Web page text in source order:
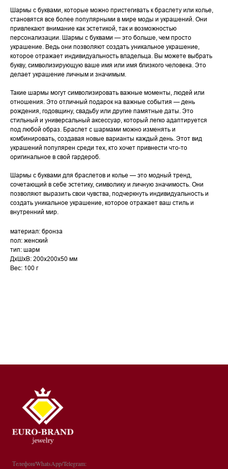
Шармы с буквами, которые можно пристегивать к браслету или колье,
становятся все более популярными в мире моды и украшений. Они
привлекают внимание как эстетикой, так и возможностью
персонализации. Шармы с буквами — это больше, чем просто
украшение. Ведь они позволяют создать уникальное украшение,
которое отражает индивидуальность владельца. Вы можете выбрать
букву, символизирующую ваше имя или имя близкого человека. Это
делает украшение личным и значимым.
Такие шармы могут символизировать важные моменты, людей или
отношения. Это отличный подарок на важные события — день
рождения, годовщину, свадьбу или другие памятные даты. Это
стильный и универсальный аксессуар, который легко адаптируется
под любой образ. Браслет с шармами можно изменять и
комбинировать, создавая новые варианты каждый день. Этот вид
украшений популярен среди тех, кто хочет привнести что-то
оригинальное в свой гардероб.
Шармы с буквами для браслетов и колье — это модный тренд,
сочетающий в себе эстетику, символику и личную значимость. Они
позволяют выразить свои чувства, подчеркнуть индивидуальность и
создать уникальное украшение, которое отражает ваш стиль и
внутренний мир.
материал: бронза
пол: женский
тип: шарм
ДxШxВ: 200x200x50 мм
Вес: 100 г
Телефон/WhatsApp/Telegram: